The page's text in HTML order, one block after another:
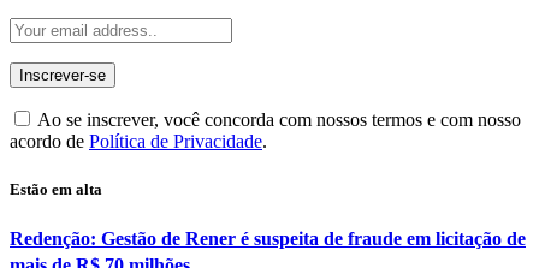
Ao se inscrever, você concorda com nossos termos e com nosso
acordo de Política de Privacidade.
Estão em alta
Redenção: Gestão de Rener é suspeita de fraude em licitação de